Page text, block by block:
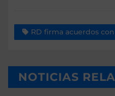
RD firma acuerdos
NOTICIAS